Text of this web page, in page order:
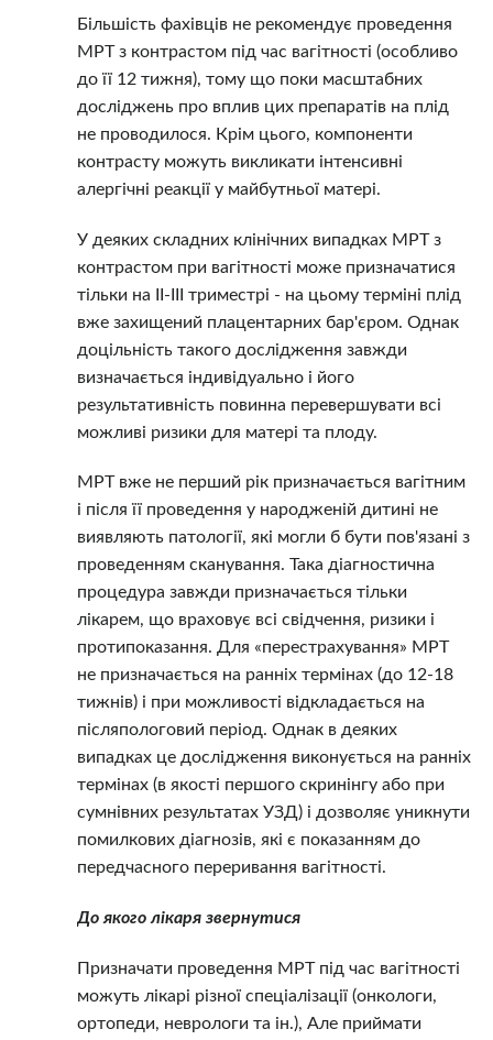
Більшість фахівців не рекомендує проведення
МРТ з контрастом під час вагітності (особливо
до її 12 тижня), тому що поки масштабних
досліджень про вплив цих препаратів на плід
не проводилося. Крім цього, компоненти
контрасту можуть викликати інтенсивні
алергічні реакції у майбутньої матері.
У деяких складних клінічних випадках МРТ з
контрастом при вагітності може призначатися
тільки на II-III триместрі - на цьому терміні плід
вже захищений плацентарних бар'єром. Однак
доцільність такого дослідження завжди
визначається індивідуально і його
результативність повинна перевершувати всі
можливі ризики для матері та плоду.
МРТ вже не перший рік призначається вагітним
і після її проведення у народженій дитині не
виявляють патології, які могли б бути пов'язані з
проведенням сканування. Така діагностична
процедура завжди призначається тільки
лікарем, що враховує всі свідчення, ризики і
протипоказання. Для «перестрахування» МРТ
не призначається на ранніх термінах (до 12-18
тижнів) і при можливості відкладається на
післяпологовий період. Однак в деяких
випадках це дослідження виконується на ранніх
термінах (в якості першого скринінгу або при
сумнівних результатах УЗД) і дозволяє уникнути
помилкових діагнозів, які є показанням до
передчасного переривання вагітності.
До якого лікаря звернутися
Призначати проведення МРТ під час вагітності
можуть лікарі різної спеціалізації (онкологи,
ортопеди, неврологи та ін.), Але приймати